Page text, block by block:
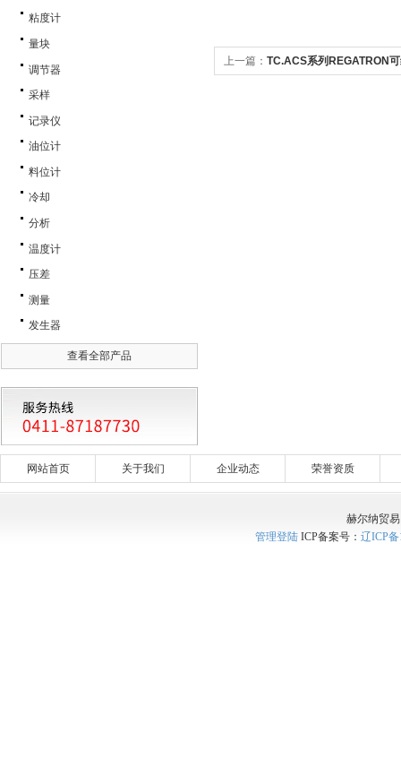
粘度计
量块
调节器
采样
记录仪
油位计
料位计
冷却
分析
温度计
压差
测量
发生器
查看全部产品
上一篇： TC.ACS系列REGATRON
网站首页 关于我们 企业动态 荣誉资质
赫尔纳贸
管理登陆ICP备案号： 辽ICP备